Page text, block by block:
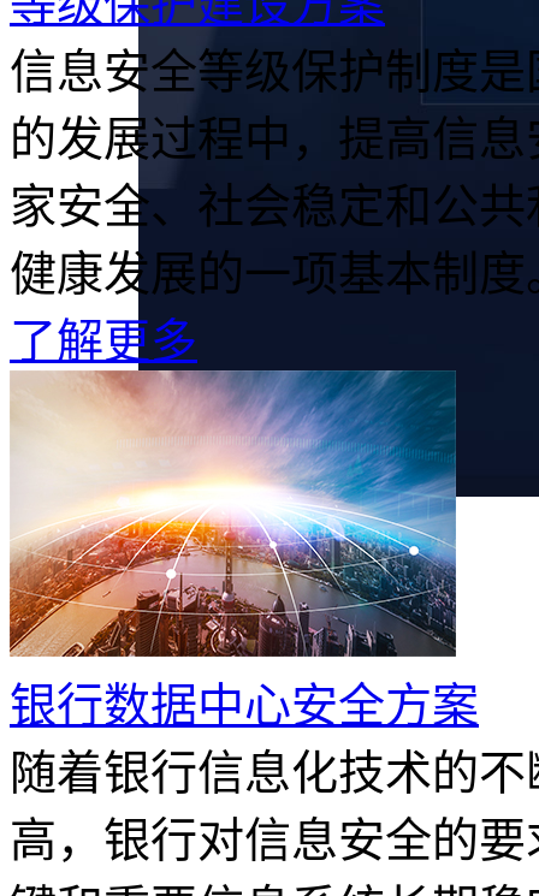
信息安全等级保护制度
的发展过程中，提高信
家安全、社会稳定和公
健康发展的一项基本制度
了解更多
银行数据中心安全方案
随着银行信息化技术的
高，银行对信息安全的